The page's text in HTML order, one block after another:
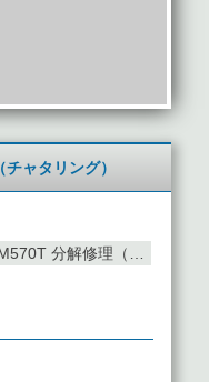
ャタリング）
理（チャタリング）